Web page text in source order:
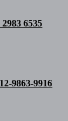
2983 6535
9863-9916